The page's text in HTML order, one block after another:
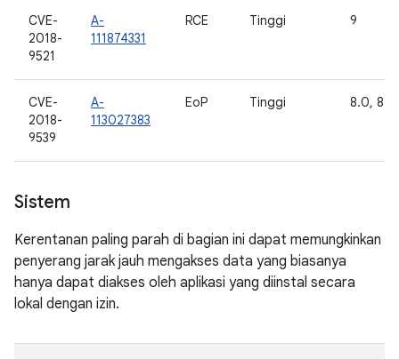
CVE-
2018-
9521
A-
111874331
RCE Tinggi 9
CVE-
2018-
9539
A-
113027383
EoP Tinggi 8.0, 8.1,
Sistem
Kerentanan paling parah di bagian ini dapat memungkinkan
penyerang jarak jauh mengakses data yang biasanya
hanya dapat diakses oleh aplikasi yang diinstal secara
lokal dengan izin.